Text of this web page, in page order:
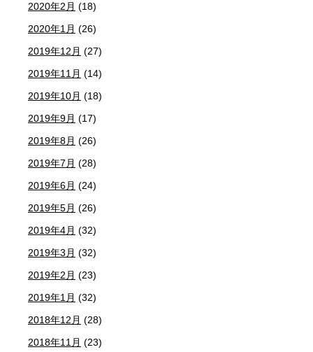
2020年2月 (18)
2020年1月 (26)
2019年12月 (27)
2019年11月 (14)
2019年10月 (18)
2019年9月 (17)
2019年8月 (26)
2019年7月 (28)
2019年6月 (24)
2019年5月 (26)
2019年4月 (32)
2019年3月 (32)
2019年2月 (23)
2019年1月 (32)
2018年12月 (28)
2018年11月 (23)